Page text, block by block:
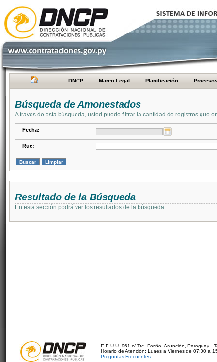
DNCP Marco Legal Planificación Procesos
Búsqueda de Amonestados
A través de esta búsqueda, usted puede filtrar la cantidad de registros que
Fecha:
Ruc:
Resultado de la Búsqueda
En esta sección podrá ver los resultados de la búsqueda
E.E.U.U. 961 c/ Tte. Fariña. Asunción, Paraguay -
Horario de Atención: Lunes a Viernes de 07:00 a
Preguntas Frecuentes